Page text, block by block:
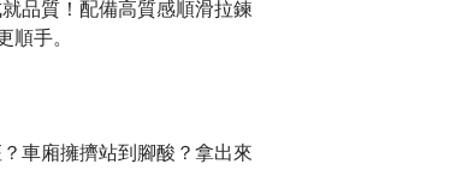
品質！配備高質感順滑拉鍊
手。
車廂擁擠站到腳酸？拿出來